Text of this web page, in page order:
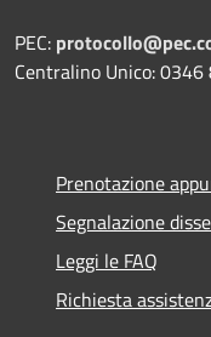
PEC:
Centralino Unico:
Prenotazione
Segnalazione
Leggi le FAQ
Richiesta